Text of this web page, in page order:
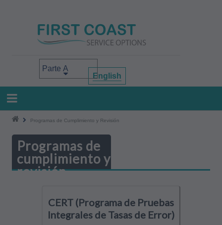
Select your area of interest
English
Programas de Cumplimiento y Revisión
Programas de
cumplimiento y
revisión
CERT (Programa de Pruebas
Integrales de Tasas de Error)